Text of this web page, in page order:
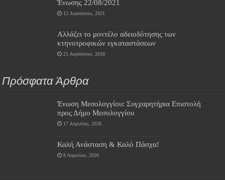
Ένωσης 22/08/2021
12 Αυγούστου, 2021
Αλλάζει το μοντέλο αδειοδότησης των
κτηνοτροφικών εγκαταστάσεων
21 Αυγούστου, 2018
Πρόσφατα Άρθρα
Ένωση Μεσολογγίου: Συγχαρητήρια Επιστολή
προς Δήμο Μεσολογγίου
17 Απριλίου, 2026
Καλή Ανάσταση & Καλό Πάσχα!
8 Απριλίου, 2026